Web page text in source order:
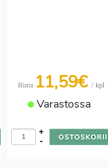
Hinta 11,59€/ kpl
Varastossa
-
+